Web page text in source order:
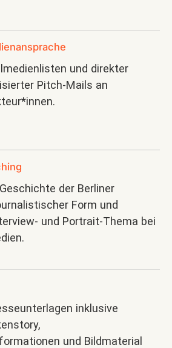
und direkter
Pitch-Mails an
der Berliner
Form und
und Portrait-Thema bei
inklusive
und Bildmaterial